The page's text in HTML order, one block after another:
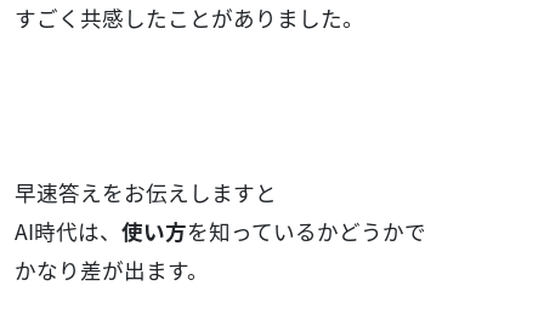
すごく共感したことがありました。
早速答えをお伝えしますと
AI時代は、 使い方を知っているかどうかで
かなり差が出ます。